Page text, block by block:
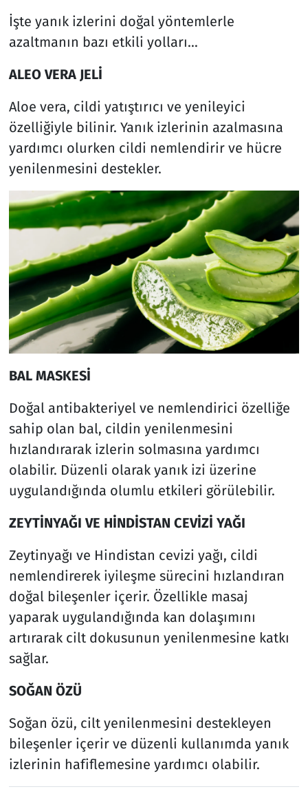
İşte yanık izlerini doğal yöntemlerle
azaltmanın bazı etkili yolları…
ALEO VERA JELİ
Aloe vera, cildi yatıştırıcı ve yenileyici
özelliğiyle bilinir. Yanık izlerinin azalmasına
yardımcı olurken cildi nemlendirir ve hücre
yenilenmesini destekler.
BAL MASKESİ
Doğal antibakteriyel ve nemlendirici özelliğe
sahip olan bal, cildin yenilenmesini
hızlandırarak izlerin solmasına yardımcı
olabilir. Düzenli olarak yanık izi üzerine
uygulandığında olumlu etkileri görülebilir.
ZEYTİNYAĞI VE HİNDİSTAN CEVİZİ YAĞI
Zeytinyağı ve Hindistan cevizi yağı, cildi
nemlendirerek iyileşme sürecini hızlandıran
doğal bileşenler içerir. Özellikle masaj
yaparak uygulandığında kan dolaşımını
artırarak cilt dokusunun yenilenmesine katkı
sağlar.
SOĞAN ÖZÜ
Soğan özü, cilt yenilenmesini destekleyen
bileşenler içerir ve düzenli kullanımda yanık
izlerinin hafiflemesine yardımcı olabilir.